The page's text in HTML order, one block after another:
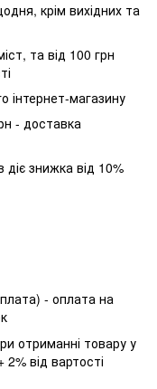
крім вихідних та
та від 100 грн
інтернет-магазину
- доставка
діє знижка від 10%
- оплата на
отриманні товару у
2% від вартості